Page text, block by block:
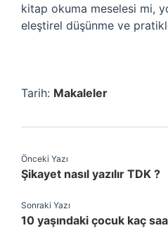
kitap okuma meselesi mi,
eleştirel düşünme ve
Tarih: Makaleler
Önceki Yazı
Şikayet nasıl yazılır TDK ?
Sonraki Yazı
10 yaşındaki çocuk kaç